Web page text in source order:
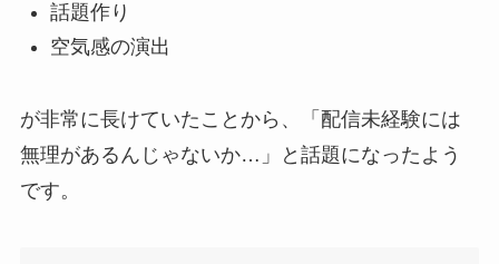
話題作り
空気感の演出
が非常に長けていたことから、「配信未経験には
無理があるんじゃないか…」と話題になったよう
です。